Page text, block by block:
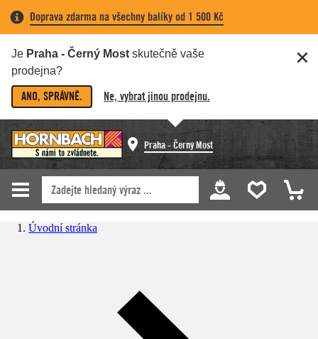
Doprava zdarma na všechny balíky od 1 500 Kč
Je Praha - Černý Most skutečně vaše
prodejna?
ANO, SPRÁVNĚ. Ne, vybrat jinou prodejnu.
Praha - Černý Most
Úvodní stránka